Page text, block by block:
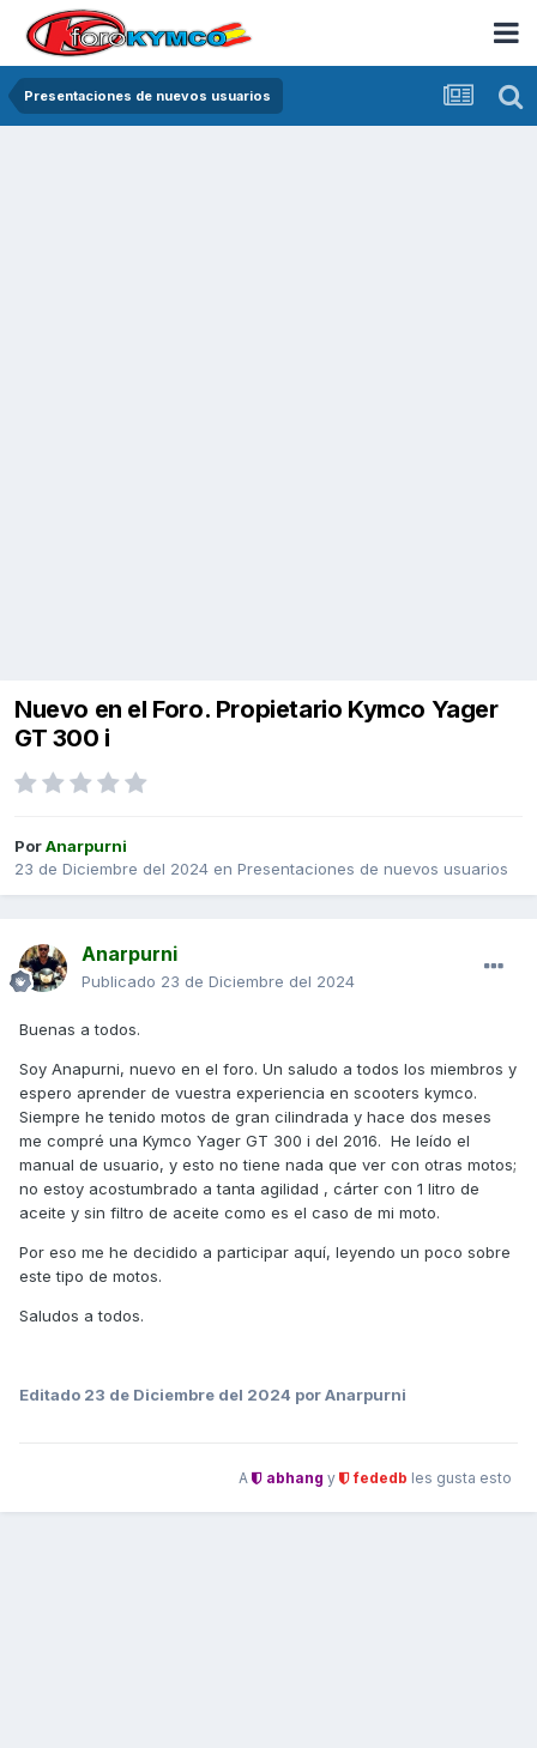
Presentaciones de nuevos usuarios
Nuevo en el Foro. Propietario Kymco Yager
GT 300 i
PorAnarpurni
23 de Diciembre del 2024 en Presentaciones de nuevos usuarios
Anarpurni
Publicado 23 de Diciembre del 2024
Buenas a todos.
Soy Anapurni, nuevo en el foro. Un saludo a todos los miembros y
espero aprender de vuestra experiencia en scooters kymco.
Siempre he tenido motos de gran cilindrada y hace dos meses
me compré una Kymco Yager GT 300 i del 2016. He leído el
manual de usuario, y esto no tiene nada que ver con otras motos;
no estoy acostumbrado a tanta agilidad , cárter con 1 litro de
aceite y sin filtro de aceite como es el caso de mi moto.
Por eso me he decidido a participar aquí, leyendo un poco sobre
este tipo de motos.
Saludos a todos.
Editado 23 de Diciembre del 2024 por Anarpurni
A abhang y fededb les gusta esto